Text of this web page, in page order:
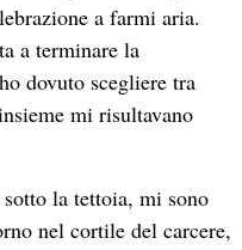
a farmi aria.
a terminare la
dovuto scegliere tra
mi risultavano
la tettoia, mi sono
nel cortile del carcere,